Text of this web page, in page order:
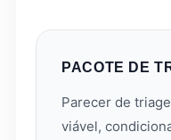
PACOTE DE
Parecer de
viável,